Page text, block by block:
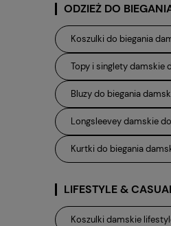
ODZIEŻ DO
Koszulki do biegania
Topy i singlety damskie
Bluzy do biegania
Longsleevey damskie
Kurtki do biegania
LIFESTYLE &
Koszulki damskie